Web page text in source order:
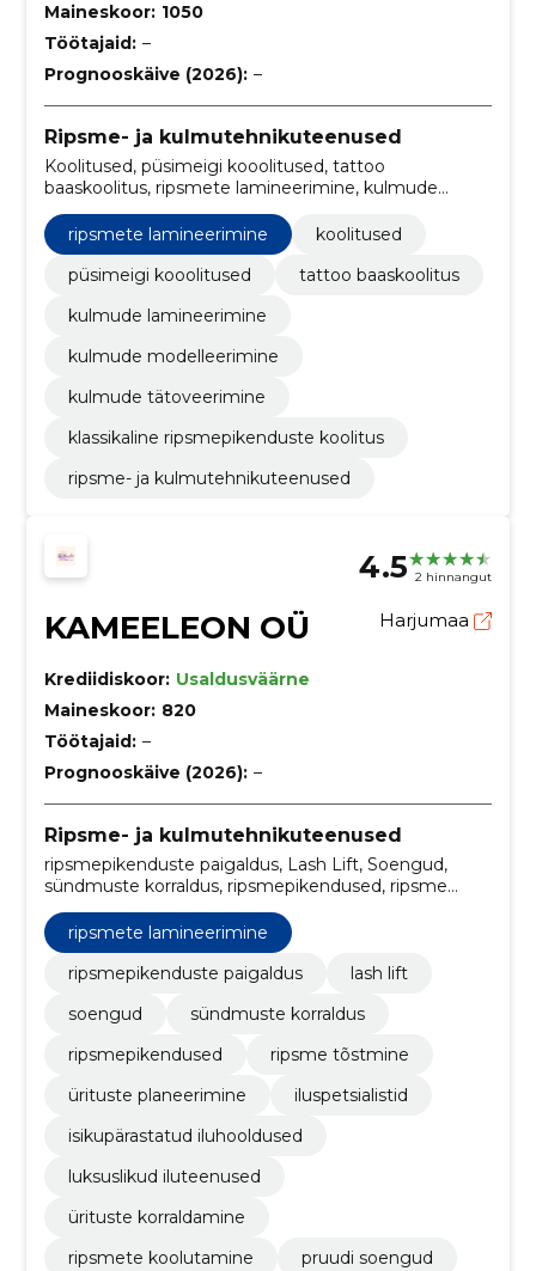
Maineskoor: 1050
Töötajaid: –
Prognooskäive (2026): –
Ripsme- ja kulmutehnikuteenused
Koolitused, püsimeigi kooolitused, tattoo
baaskoolitus, ripsmete lamineerimine, kulmude
lamineerimine, kulmude modelleerimine, kulmude
tätoveerimine, klassikaline ripsmepikenduste koolitus
ripsmete lamineerimine
koolitused
püsimeigi kooolitused
tattoo baaskoolitus
kulmude lamineerimine
kulmude modelleerimine
kulmude tätoveerimine
klassikaline ripsmepikenduste koolitus
ripsme- ja kulmutehnikuteenused
4.5 2 hinnangut
KAMEELEON OÜ Harjumaa
Krediidiskoor: Usaldusväärne
Maineskoor: 820
Töötajaid: –
Prognooskäive (2026): –
Ripsme- ja kulmutehnikuteenused
ripsmepikenduste paigaldus, Lash Lift, Soengud,
sündmuste korraldus, ripsmepikendused, ripsme
tõstmine, ürituste planeerimine, iluspetsialistid,
isikupärastatud iluhooldused, luksuslikud iluteenused
ripsmete lamineerimine
ripsmepikenduste paigaldus
lash lift
soengud
sündmuste korraldus
ripsmepikendused
ripsme tõstmine
ürituste planeerimine
iluspetsialistid
isikupärastatud iluhooldused
luksuslikud iluteenused
ürituste korraldamine
ripsmete koolutamine
pruudi soengud